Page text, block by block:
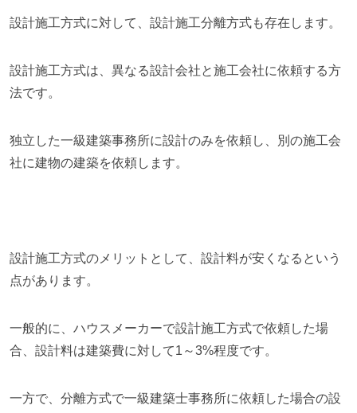
設計施工方式に対して、設計施工分離方式も存在します。
設計施工方式は、異なる設計会社と施工会社に依頼する方
法です。
独立した一級建築事務所に設計のみを依頼し、別の施工会
社に建物の建築を依頼します。
設計施工方式のメリットとして、設計料が安くなるという
点があります。
一般的に、ハウスメーカーで設計施工方式で依頼した場
合、設計料は建築費に対して1～3%程度です。
一方で、分離方式で一級建築士事務所に依頼した場合の設